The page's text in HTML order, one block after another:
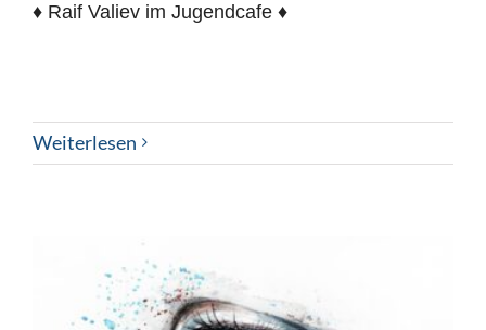
♦ Raif Valiev im Jugendcafe ♦
Weiterlesen